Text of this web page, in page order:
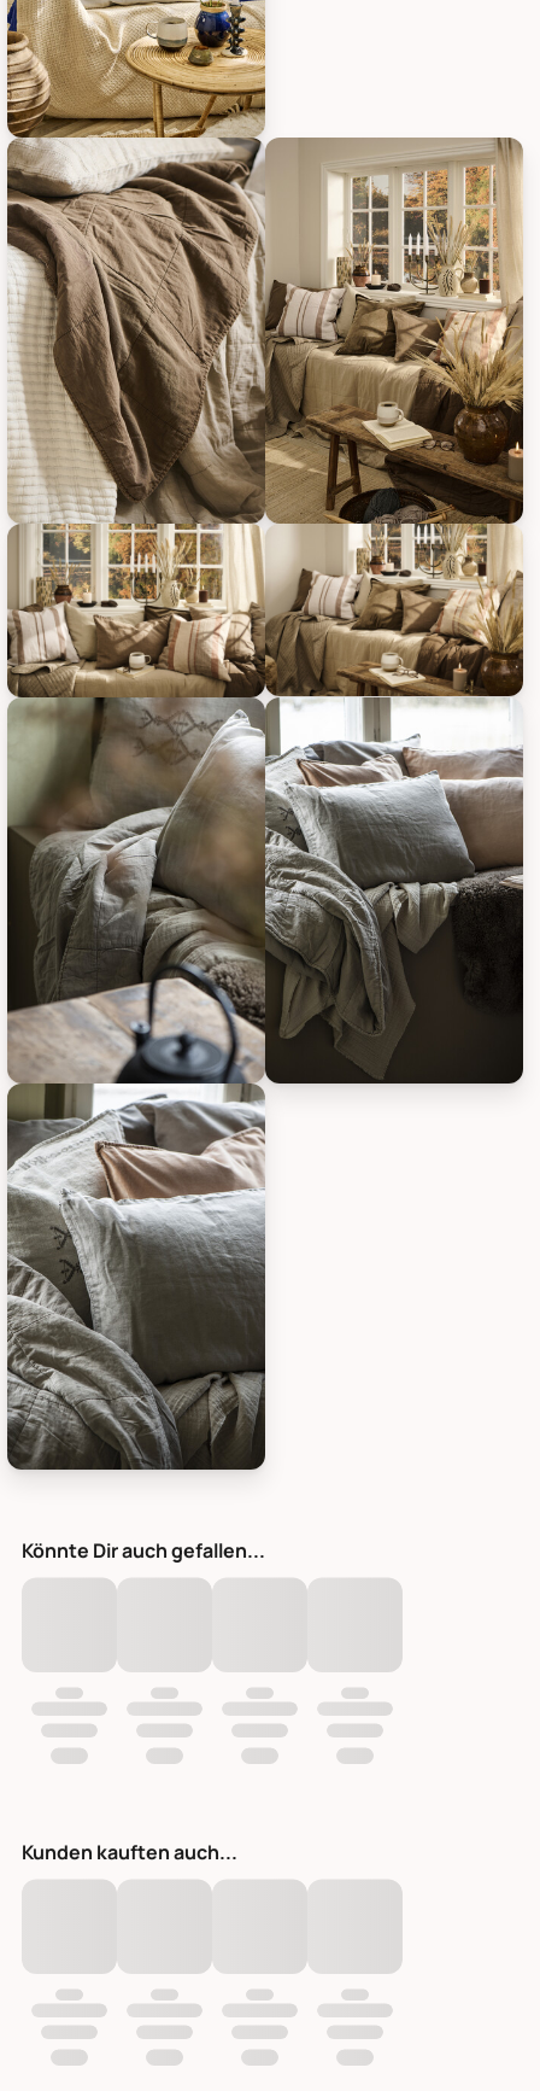
IB Laursen Vintage Quilt unifarben erdfarbene
IB Laursen Vintage Quilt unifarben, Bild 17
IB Laursen Vintage Quilt unifarben, Bild 19
IB Laursen Vintage Quilt
IB Laursen Vintage Quilt unifarben, Bild 21IB Laursen Vintage Quilt
IB Laursen Vintage Quilt unifarben, Bild 23
Könnte Dir auch gefallen...
Kunden kauften auch...